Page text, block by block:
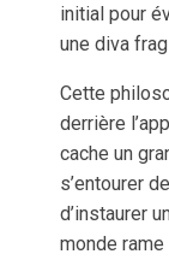
initial pour
une diva
Cette
derrière
cache un
s’entourer
d’instaurer
monde